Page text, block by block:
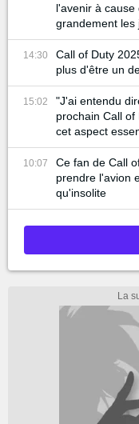
l'avenir à
grandement les
14:30
Call of Duty
plus d'être un
15:02
"J'ai entendu
prochain Call
cet aspect
10:07
Ce fan de Call
prendre l'avion
qu'insolite